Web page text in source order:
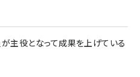
主役となって成果を上げている